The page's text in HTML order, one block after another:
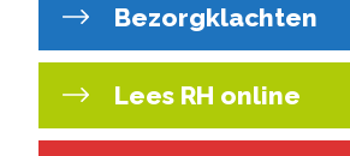
Bezorgklachten
Lees RH online